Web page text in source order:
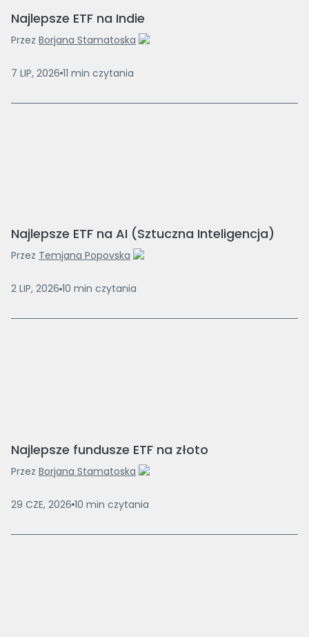
Najlepsze ETF na Indie
Przez Borjana Stamatoska
7 LIP, 2026 11 min czytania
Najlepsze ETF na AI (Sztuczna Inteligencja)
Przez Temjana Popovska
2 LIP, 2026 10 min czytania
Najlepsze fundusze ETF na złoto
Przez Borjana Stamatoska
29 CZE, 2026 10 min czytania